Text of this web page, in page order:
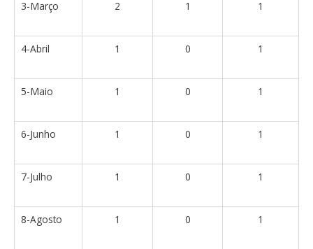
3-Março 2 1 1
4-Abril 1 0 1
5-Maio 1 0 1
6-Junho 1 0 1
7-Julho 1 0 1
8-Agosto 1 0 1